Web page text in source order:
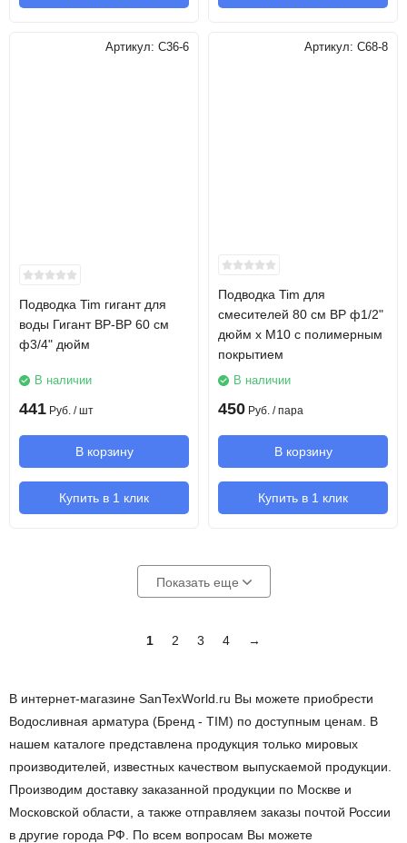
Артикул: C36-6
Подводка Tim гигант для
воды Гигант ВР-ВР 60 см
ф3/4" дюйм
В наличии
441 Руб. / шт
В корзину
Купить в 1 клик
Артикул: C68-8
Подводка Tim для
смесителей 80 см ВР ф1/2"
дюйм х М10 с полимерным
покрытием
В наличии
450 Руб. / пара
В корзину
Купить в 1 клик
Показать еще
1 2 3 4 →
В интернет-магазине SanTexWorld.ru Вы можете приобрести
Водосливная арматура (Бренд - TIM) по доступным ценам. В
нашем каталоге представлена продукция только мировых
производителей, известных качеством выпускаемой продукции.
Производим доставку заказанной продукции по Москве и
Московской области, а также отправляем заказы почтой России
в другие города РФ. По всем вопросам Вы можете